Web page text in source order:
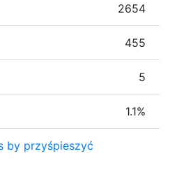
2654
455
5
1.1%
by przyśpieszyć